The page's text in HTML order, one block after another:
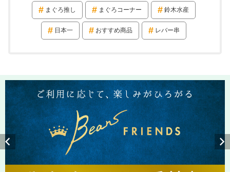
まぐろ推し まぐろコーナー 鈴木水産
日本一 おすすめ商品 レバー串